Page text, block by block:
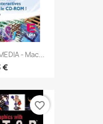
- Mac...
€
favorite_border